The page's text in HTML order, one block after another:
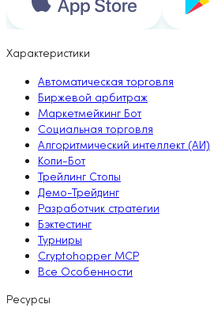
Характеристики
Автоматическая торговля
Биржевой арбитраж
Маркетмейкинг Бот
Социальная торговля
Алгоритмический интеллект (АИ)
Копи-Бот
Трейлинг Стопы
Демо-Трейдинг
Разработчик стратегии
Бэктестинг
Турниры
Cryptohopper MCP
Все Особенности
Ресурсы